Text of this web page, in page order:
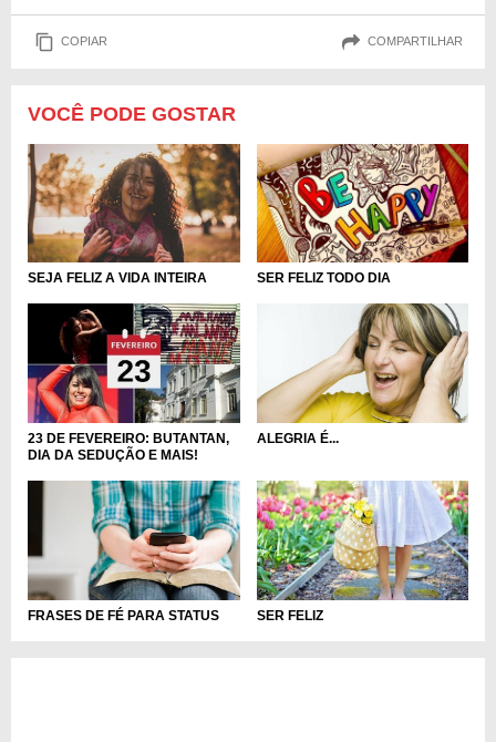
COPIAR COMPARTILHAR
VOCÊ PODE GOSTAR
SEJA FELIZ A VIDA INTEIRA SER FELIZ TODO DIA
23 DE FEVEREIRO: BUTANTAN,
DIA DA SEDUÇÃO E MAIS!
ALEGRIA É...
FRASES DE FÉ PARA STATUS SER FELIZ